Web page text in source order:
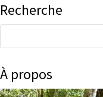
Recherche
À propos